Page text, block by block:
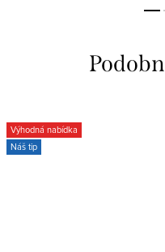
Výhodná nabídka
Náš tip